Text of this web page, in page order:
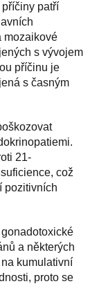
patří
mozaikové
s vývojem
příčinu je
s časným
21-
což
pozitivních
a některých
kumulativní
proto se